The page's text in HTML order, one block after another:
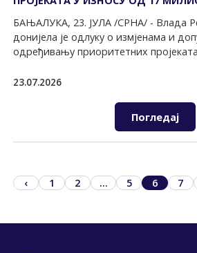
БАЊАЛУКА, 23. ЈУЛА /СРНА/ - Влада
донијела је одлуку о измјенама и
одређивању приоритетних
23.07.2026
Погледај
‹ 1 2 ... 5 6 7